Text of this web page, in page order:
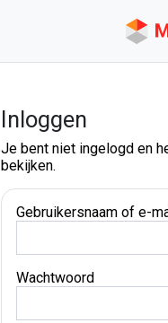
Inloggen
Je bent niet ingelogd en
bekijken.
Gebruikersnaam of e-
Wachtwoord